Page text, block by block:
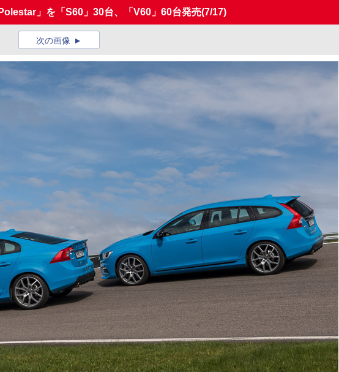
」を「S60」30台、「V60」60台発売(7/17)
次の画像